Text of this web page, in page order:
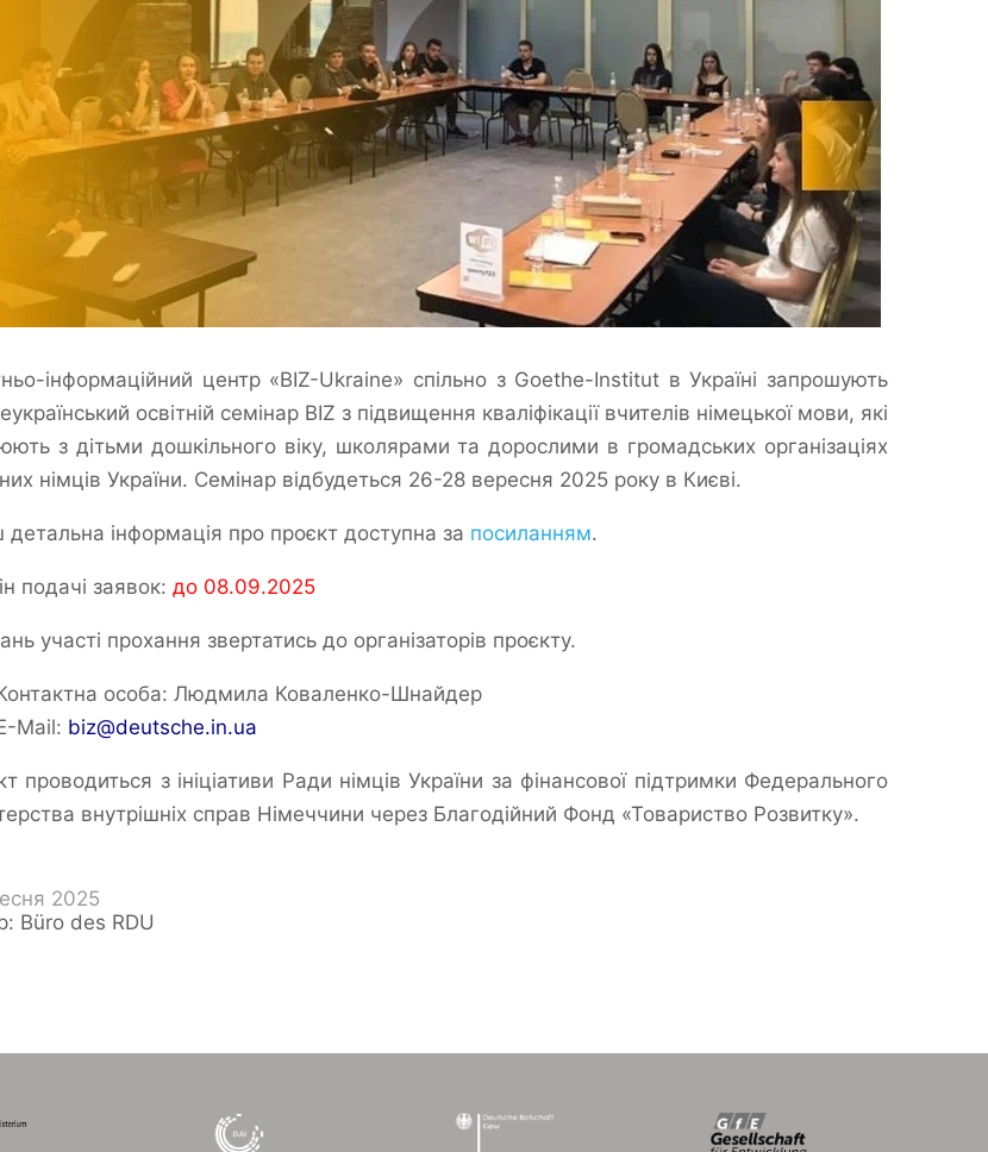
інформаційний центр «BIZ-Ukraine» спільно з Goethe-Institut в Україні запрошують
освітній семінар BIZ з підвищення кваліфікації вчителів німецької мови, які
з дітьми дошкільного віку, школярами та дорослими в громадських організаціях
німців України. Семінар відбудеться 26-28 вересня 2025 року в Києві.
детальна інформація про проєкт доступна за посиланням.
подачі заявок: до 08.09.2025
участі прохання звертатись до організаторів проєкту.
особа: Людмила Коваленко-Шнайдер
Mail: biz@deutsche.in.ua
проводиться з ініціативи Ради німців України за фінансової підтримки Федерального
внутрішніх справ Німеччини через Благодійний Фонд «Товариство Розвитку».
2025
Büro des RDU